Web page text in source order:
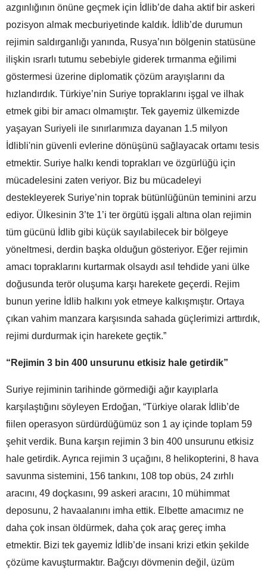
azgınlığının önüne geçmek için İdlib’de daha aktif bir askeri
pozisyon almak mecburiyetinde kaldık. İdlib’de durumun
rejimin saldırganlığı yanında, Rusya’nın bölgenin statüsüne
ilişkin ısrarlı tutumu sebebiyle giderek tırmanma eğilimi
göstermesi üzerine diplomatik çözüm arayışlarını da
hızlandırdık. Türkiye’nin Suriye topraklarını işgal ve ilhak
etmek gibi bir amacı olmamıştır. Tek gayemiz ülkemizde
yaşayan Suriyeli ile sınırlarımıza dayanan 1.5 milyon
İdlibli'nin güvenli evlerine dönüşünü sağlayacak ortamı tesis
etmektir. Suriye halkı kendi toprakları ve özgürlüğü için
mücadelesini zaten veriyor. Biz bu mücadeleyi
destekleyerek Suriye’nin toprak bütünlüğünün teminini arzu
ediyor. Ülkesinin 3’te 1’i ter örgütü işgali altına olan rejimin
tüm gücünü İdlib gibi küçük sayılabilecek bir bölgeye
yöneltmesi, derdin başka olduğun gösteriyor. Eğer rejimin
amacı topraklarını kurtarmak olsaydı asıl tehdide yani ülke
doğusunda terör oluşuma karşı harekete geçerdi. Rejim
bunun yerine İdlib halkını yok etmeye kalkışmıştır. Ortaya
çıkan vahim manzara karşısında sahada güçlerimizi arttırdık,
rejimi durdurmak için harekete geçtik.”
“Rejimin 3 bin 400 unsurunu etkisiz hale getirdik”
Suriye rejiminin tarihinde görmediği ağır kayıplarla
karşılaştığını söyleyen Erdoğan, “Türkiye olarak İdlib’de
fiilen operasyon sürdürdüğümüz son 1 ay içinde toplam 59
şehit verdik. Buna karşın rejimin 3 bin 400 unsurunu etkisiz
hale getirdik. Ayrıca rejimin 3 uçağını, 8 helikopterini, 8 hava
savunma sistemini, 156 tankını, 108 top obüs, 24 zırhlı
aracını, 49 doçkasını, 99 askeri aracını, 10 mühimmat
deposunu, 2 havaalanını imha ettik. Elbette amacımız ne
daha çok insan öldürmek, daha çok araç gereç imha
etmektir. Bizi tek gayemiz İdlib’de insani krizi etkin şekilde
çözüme kavuşturmaktır. Bağcıyı dövmenin değil, üzüm